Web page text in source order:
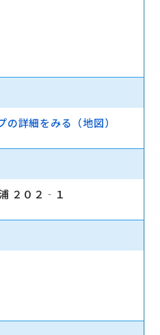
の詳細をみる（地図）
２０２‐１